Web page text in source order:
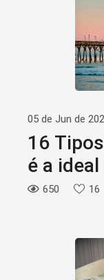
05 de Jun de
16
é a
650 16